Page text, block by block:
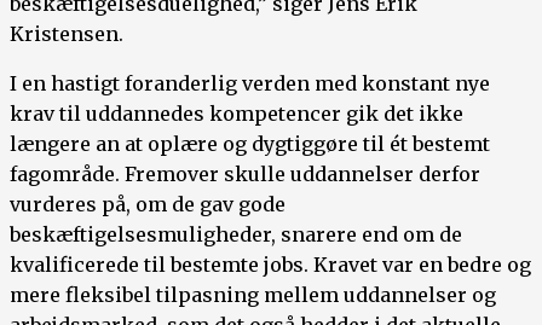
Kristensen.
I en hastigt foranderlig verden med konstant nye
krav til uddannedes kompetencer gik det ikke
længere an at oplære og dygtiggøre til ét bestemt
fagområde. Fremover skulle uddannelser derfor
vurderes på, om de gav gode
beskæftigelsesmuligheder, snarere end om de
kvalificerede til bestemte jobs. Kravet var en bedre og
mere fleksibel tilpasning mellem uddannelser og